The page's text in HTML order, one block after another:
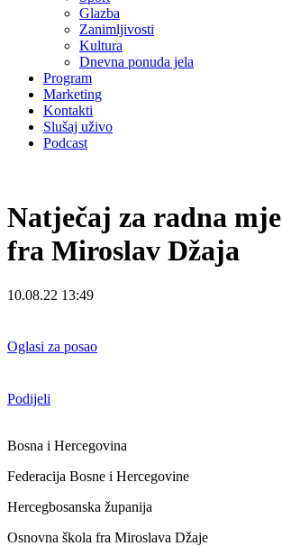
Glazba
Zanimljivosti
Kultura
Dnevna ponuda jela
Program
Marketing
Kontakti
Slušaj uživo
Podcast
Natječaj za radna
fra Miroslav Džaja
10.08.22 13:49
Oglasi za posao
Podijeli
Bosna i Hercegovina
Federacija Bosne i Hercegovine
Hercegbosanska županija
Osnovna škola fra Miroslava Džaje